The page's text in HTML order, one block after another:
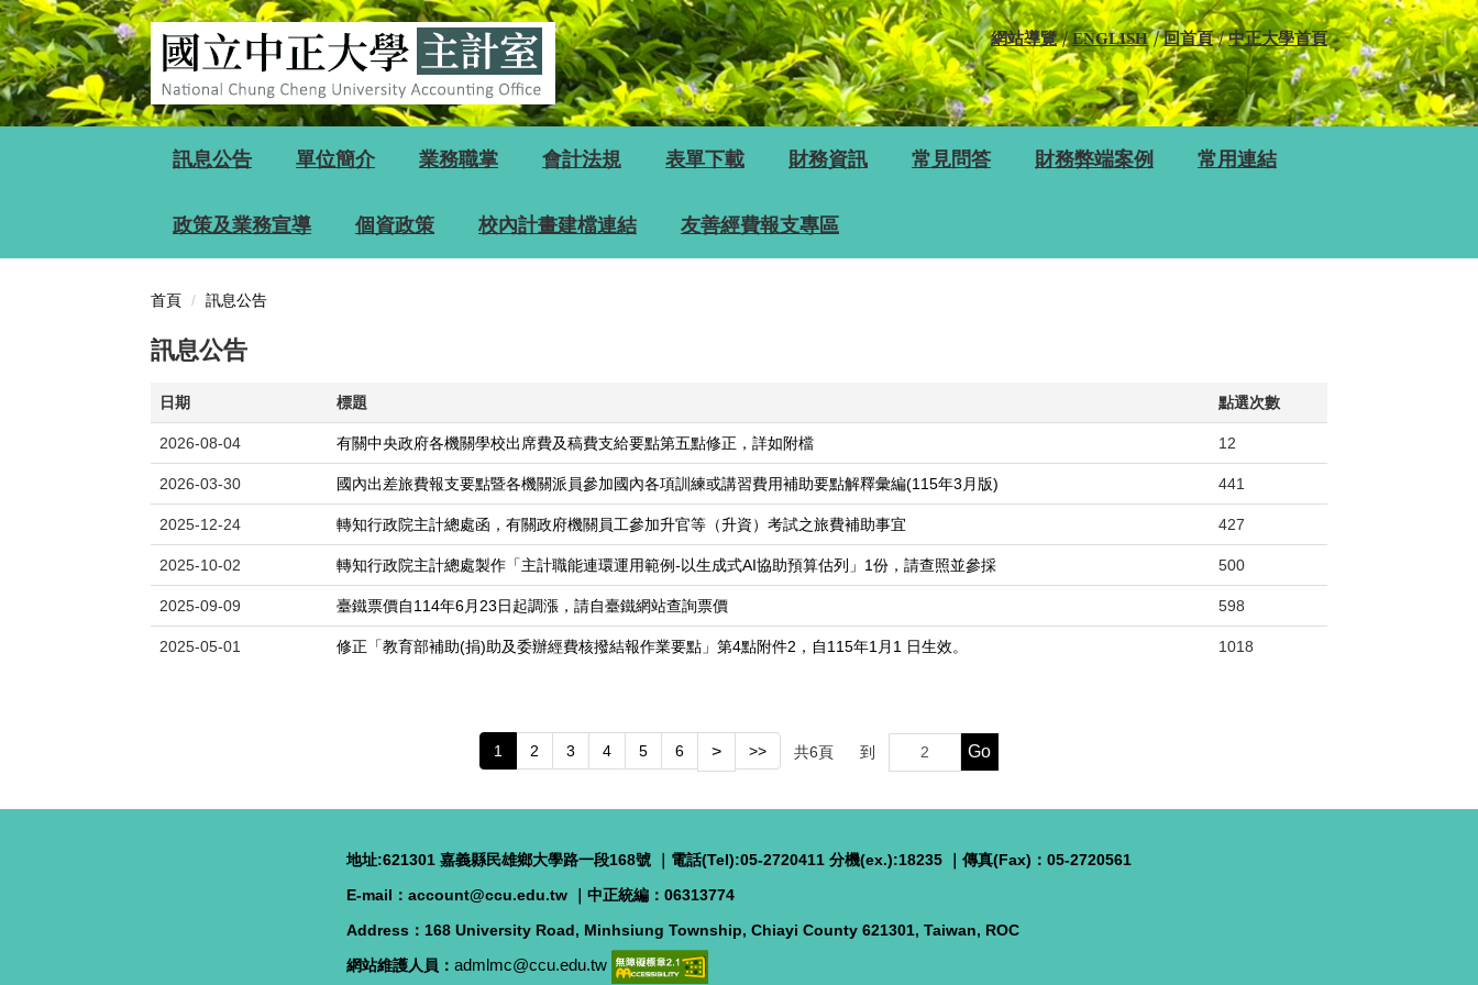
跳
到
主
要
內
容
網站導覽 ENGLISH 回首頁 中正大學首頁
訊息公告 單位簡介 業務職掌 會計法規 表單下載 財務資訊 常見問答 財務弊端案例 常用連結
政策及業務宣導 個資政策 校內計畫建檔連結 友善經費報支專區
首頁 訊息公告
訊息公告
日期 標題 點選次數
2026-08-04 有關中央政府各機關學校出席費及稿費支給要點第五點修正，詳如附檔 12
2026-03-30 國內出差旅費報支要點暨各機關派員參加國內各項訓練或講習費用補助要點解釋彙編(115年3月版) 441
2025-12-24 轉知行政院主計總處函，有關政府機關員工參加升官等（升資）考試之旅費補助事宜 427
2025-10-02 轉知行政院主計總處製作「主計職能連環運用範例-以生成式AI協助預算估列」1份，請查照並參採 500
2025-09-09 臺鐵票價自114年6月23日起調漲，請自臺鐵網站查詢票價 598
2025-05-01 修正「教育部補助(捐)助及委辦經費核撥結報作業要點」第4點附件2，自115年1月1 日生效。 1018
1 2 3 4 5 6 > >> 共6頁 到 Go
地址:621301 嘉義縣民雄鄉大學路一段168號 ｜電話(Tel):05-2720411 分機(ex.):18235 ｜傳真(Fax)：05-2720561
E-mail：account@ccu.edu.tw
中正統編：06313774
Address：168 University Road, Minhsiung Township, Chiayi County 621301, Taiwan, ROC
網站維護人員： admlmc@ccu.edu.tw